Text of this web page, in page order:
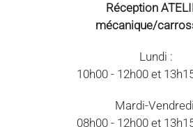
Réception
mécanique/
Lundi :
10h00 - 12h00 et
Mardi-
08h00 - 12h00 et